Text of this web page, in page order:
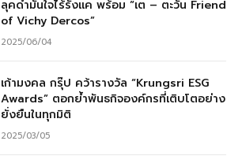
ลุคดำมั่นใจไร้รังแค พร้อม “เต – ตะวัน Friend
of Vichy Dercos”
2025/06/04
เก้ามงคล กรุ๊ป คว้ารางวัล “Krungsri ESG
Awards” ตอกย้ำพันธกิจองค์กรที่เติบโตอย่าง
ยั่งยืนในทุกมิติ
2025/03/05